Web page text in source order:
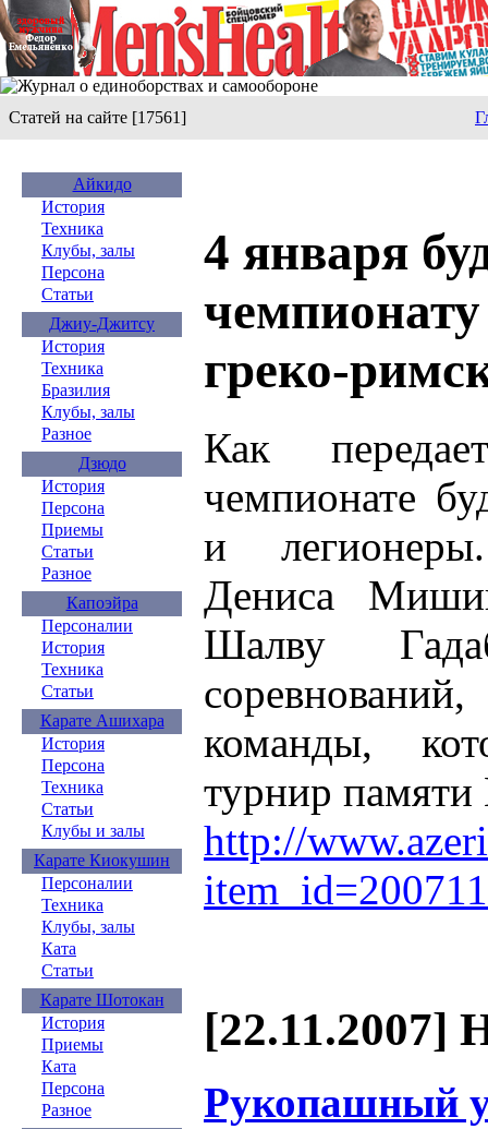
Статей на сайте [17561]
Айкидо
История
Техника
Клубы, залы
Персона
Статьи
Джиу-Джитсу
История
Техника
Бразилия
Клубы, залы
Разное
Дзюдо
История
Персона
Приемы
Статьи
Разное
Капоэйра
Персоналии
История
Техника
Статьи
Карате Ашихара
История
Персона
Техника
Статьи
Клубы и залы
Карате Киокушин
Персоналии
Техника
Клубы, залы
Ката
Статьи
Карате Шотокан
История
Приемы
Ката
Персона
Разное
4 января
греко-
Как
чемпионате
и
Дениса
Шалву
команды,
турнир
http://
[22.11.2007]
Рукопашный